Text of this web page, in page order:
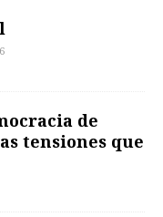
de
tensiones que